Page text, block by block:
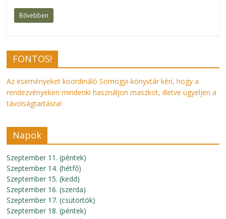
Bővebben
FONTOS!
Az eseményeket koordináló Somogyi-könyvtár kéri, hogy a
rendezvényeken mindenki használjon maszkot, illetve ügyeljen a
távolságtartásra!
Napok
Szeptember 11. (péntek)
Szeptember 14. (hétfő)
Szeptember 15. (kedd)
Szeptember 16. (szerda)
Szeptember 17. (csütörtök)
Szeptember 18. (péntek)